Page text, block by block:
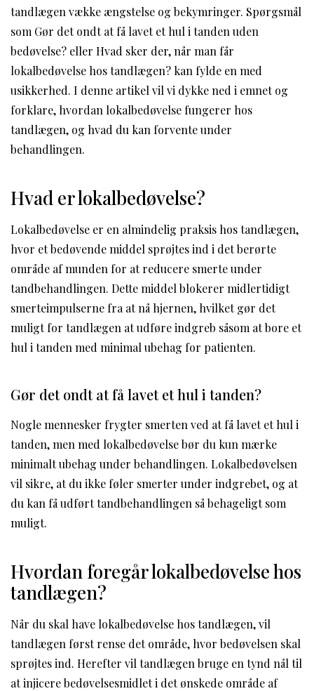
tandlægen vække ængstelse og bekymringer. Spørgsmål
som Gør det ondt at få lavet et hul i tanden uden
bedøvelse? eller Hvad sker der, når man får
lokalbedøvelse hos tandlægen? kan fylde en med
usikkerhed. I denne artikel vil vi dykke ned i emnet og
forklare, hvordan lokalbedøvelse fungerer hos
tandlægen, og hvad du kan forvente under
behandlingen.
Hvad er lokalbedøvelse?
Lokalbedøvelse er en almindelig praksis hos tandlægen,
hvor et bedøvende middel sprøjtes ind i det berørte
område af munden for at reducere smerte under
tandbehandlingen. Dette middel blokerer midlertidigt
smerteimpulserne fra at nå hjernen, hvilket gør det
muligt for tandlægen at udføre indgreb såsom at bore et
hul i tanden med minimal ubehag for patienten.
Gør det ondt at få lavet et hul i tanden?
Nogle mennesker frygter smerten ved at få lavet et hul i
tanden, men med lokalbedøvelse bør du kun mærke
minimalt ubehag under behandlingen. Lokalbedøvelsen
vil sikre, at du ikke føler smerter under indgrebet, og at
du kan få udført tandbehandlingen så behageligt som
muligt.
Hvordan foregår lokalbedøvelse hos
tandlægen?
Når du skal have lokalbedøvelse hos tandlægen, vil
tandlægen først rense det område, hvor bedøvelsen skal
sprøjtes ind. Herefter vil tandlægen bruge en tynd nål til
at injicere bedøvelsesmidlet i det ønskede område af